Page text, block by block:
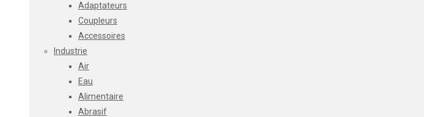
Adaptateurs
Coupleurs
Accessoires
Industrie
Air
Eau
Alimentaire
Abrasif